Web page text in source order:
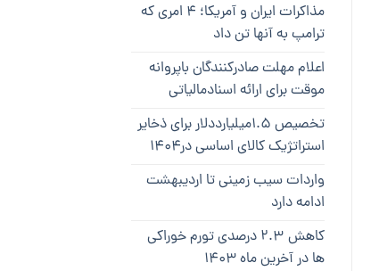
مذاکرات ایران و آمریکا؛ ۴ امری که
ترامپ به آنها تن داد
اعلام مهلت صادرکنندگان باپروانه
موقت برای ارائه اسنادمالیاتی
تخصیص ۱.۵میلیارددلار برای ذخایر
استراتژیک کالای اساسی در۱۴۰۴
واردات سیب زمینی تا اردیبهشت
ادامه دارد
کاهش ۲.۳ درصدی تورم خوراکی
ها در آخرین ماه ۱۴۰۳